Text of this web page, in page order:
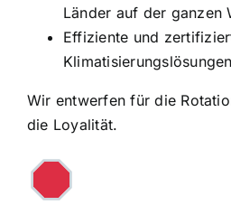
Länder auf der ganzen
Effiziente und
Klimatisierungslösungen
Wir entwerfen für die
die Loyalität.